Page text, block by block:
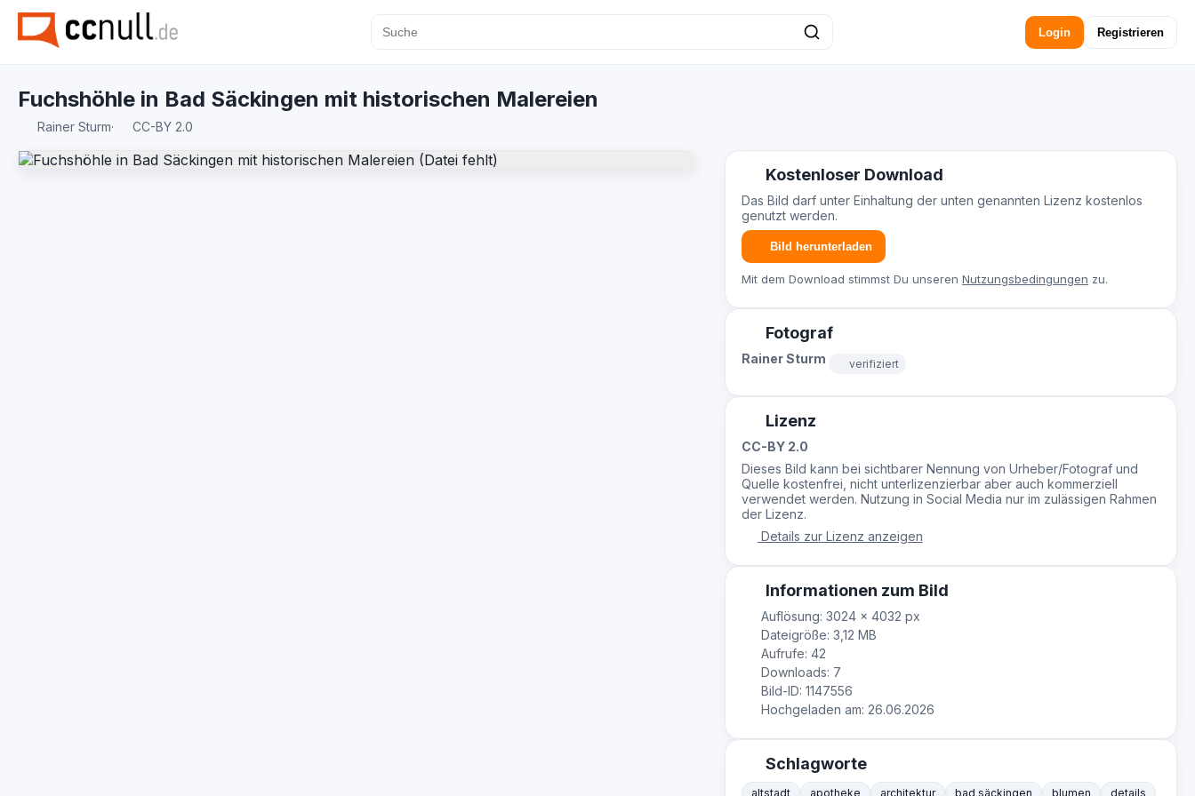
Login Registrieren
Fuchshöhle in Bad Säckingen mit historischen Malereien
Rainer Sturm· CC-BY 2.0
Kostenloser Download
Das Bild darf unter Einhaltung der unten genannten Lizenz kostenlos
genutzt werden.
Bild herunterladen
Mit dem Download stimmst Du unserenNutzungsbedingungen zu.
Fotograf
Rainer Sturm verifiziert
Lizenz
CC-BY 2.0
Dieses Bild kann bei sichtbarer Nennung von Urheber/Fotograf und
Quelle kostenfrei, nicht unterlizenzierbar aber auch kommerziell
verwendet werden. Nutzung in Social Media nur im zulässigen Rahmen
der Lizenz.
Details zur Lizenz anzeigen
Informationen zum Bild
Auflösung: 3024 × 4032 px
Dateigröße: 3,12 MB
Aufrufe: 42
Downloads: 7
Bild-ID: 1147556
Hochgeladen am: 26.06.2026
Schlagworte
altstadt apotheke architektur bad säckingen blumen details